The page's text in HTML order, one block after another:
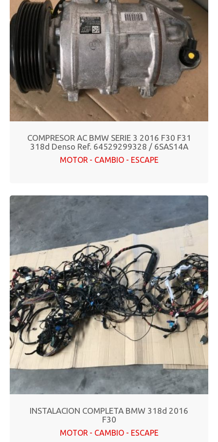
COMPRESOR AC BMW SERIE 3 2016 F30 F31
318d Denso Ref. 64529299328 / 6SAS14A
MOTOR - CAMBIO - ESCAPE
INSTALACION COMPLETA BMW 318d 2016
F30
MOTOR - CAMBIO - ESCAPE